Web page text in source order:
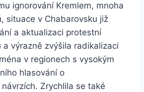
ignorování Kremlem, mnoha
situace v Chabarovsku již
a aktualizaci protestní
a výrazně zvýšila radikalizaci
v regionech s vysokým
hlasování o
Zrychlila se také